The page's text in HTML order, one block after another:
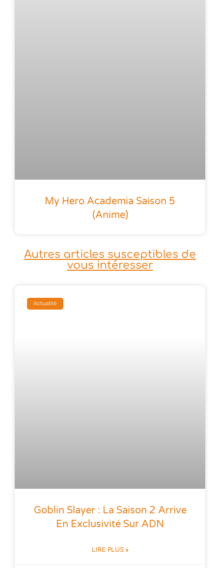
My Hero Academia Saison 5
(anime)
Autres articles susceptibles de
vous intéresser
Actualité
Goblin Slayer : La Saison 2 Arrive
En Exclusivité Sur ADN
LIRE PLUS »